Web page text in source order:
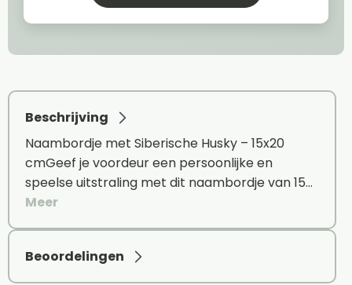
Beschrijving
Naambordje met Siberische Husky – 15x20
cmGeef je voordeur een persoonlijke en
speelse uitstraling met dit naambordje van 15…
Meer
Beoordelingen